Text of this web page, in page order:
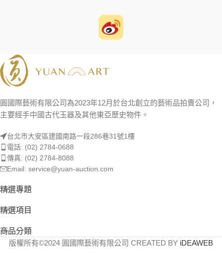
圓國際藝術有限公司為2023年12月於台北創立的藝術品拍賣公司，
主要經手中國古代玉器及其他東亞歷史物件。
台北市大安區建國南路一段286巷31號1樓
電話: (02) 2784-0688
傳真: (02) 2784-8088
Email: service@yuan-auction.com
精選專題
精選項目
商品分類
版權所有©2024 圓國際藝術有限公司 CREATED BY iDEAWEB